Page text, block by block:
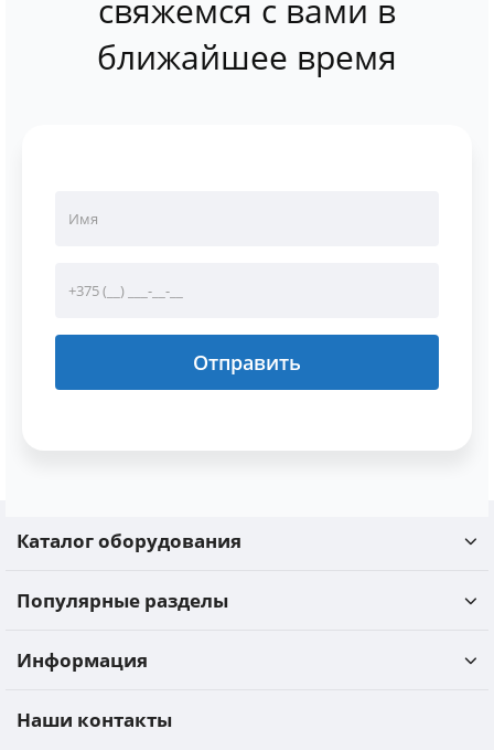
свяжемся с вами в
ближайшее время
Отправить
Каталог оборудования
Популярные разделы
Информация
Наши контакты